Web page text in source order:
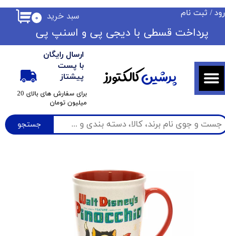
جستجو
ارسال رایگان
با پست
پیشتاز
​برای سفارش های بالای 20
میلیون تومان
۰ سبد خرید / ثبت نام
حساب کاربری من
تغییر گذر واژه
سفارشات
خروج از حساب کاربری
​​پرداخت قسطی با دیجی پی ​​​​​​​و اسنپ پی
پرشینکالکتورز